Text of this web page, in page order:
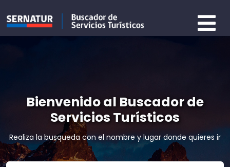
Bienvenido al Buscador de
Servicios Turísticos
Realiza la busqueda con el nombre y lugar donde quieres ir